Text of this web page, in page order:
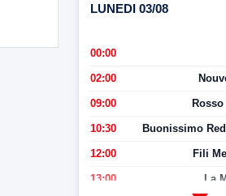
LUNEDI 03/08
00:00
02:00
09:00
10:30 Buonissimo
12:00 Fili
13:00 La